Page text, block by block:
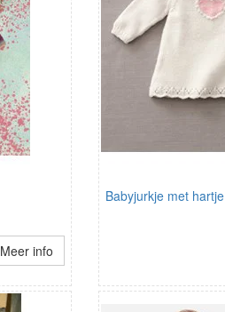
Meer info
Babyjurkje met hartje